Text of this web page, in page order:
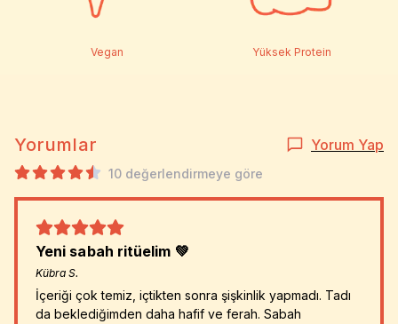
Vegan Yüksek Protein
Yorumlar Yorum Yap
10 değerlendirmeye göre
Yeni sabah ritüelim 💚
Kübra S.
İçeriği çok temiz, içtikten sonra şişkinlik yapmadı. Tadı
da beklediğimden daha hafif ve ferah. Sabah